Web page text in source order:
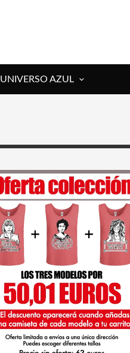
UNIVERSO AZUL